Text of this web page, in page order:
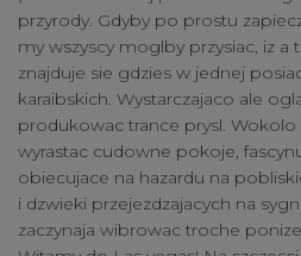
przyrody. Gdyby po prostu
my wszyscy moglby przysiac, iz
znajduje sie gdzies w jednej
karaibskich. Wystarczajaco ale
produkowac trance prysl. Wokolo
wyrastac cudowne pokoje,
obiecujace na hazardu na
i dzwieki przejezdzajacych na
zaczynaja wibrowac troche